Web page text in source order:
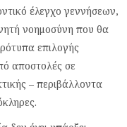
έλεγχο γεννήσεων,
νοημοσύνη που θα
επιλογής
αποστολές σε
– περιβάλλοντα